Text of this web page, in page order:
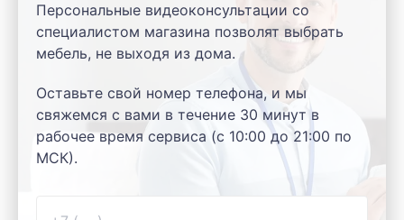
Персональные видеоконсультации со
специалистом магазина позволят выбрать
мебель, не выходя из дома.
Оставьте свой номер телефона, и мы
свяжемся с вами в течение 30 минут в
рабочее время сервиса (с 10:00 до 21:00 по
МСК).